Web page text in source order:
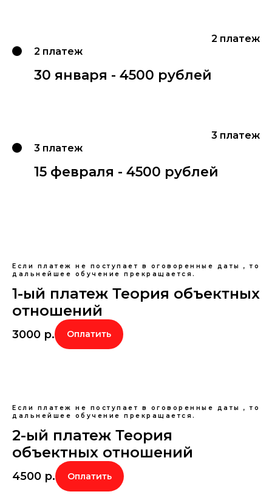
2 платеж
2 платеж
30 января - 4500 рублей
3 платеж
3 платеж
15 февраля - 4500 рублей
Если платеж не поступает в оговоренные даты , то
дальнейшее обучение прекращается.
1-ый платеж Теория объектных
отношений
3000 р. Оплатить
Если платеж не поступает в оговоренные даты , то
дальнейшее обучение прекращается.
2-ый платеж Теория
объектных отношений
4500 р. Оплатить